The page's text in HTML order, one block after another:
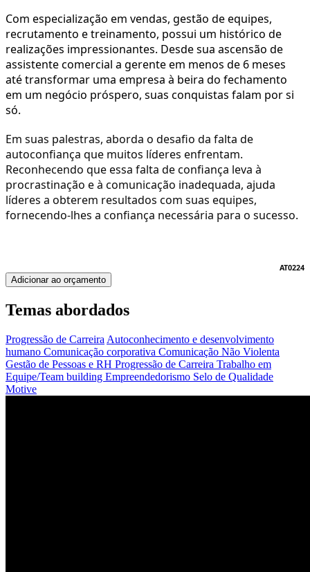
Com especialização em vendas, gestão de equipes,
recrutamento e treinamento, possui um histórico de
realizações impressionantes. Desde sua ascensão de
assistente comercial a gerente em menos de 6 meses
até transformar uma empresa à beira do fechamento
em um negócio próspero, suas conquistas falam por si
só.
Em suas palestras, aborda o desafio da falta de
autoconfiança que muitos líderes enfrentam.
Reconhecendo que essa falta de confiança leva à
procrastinação e à comunicação inadequada, ajuda
líderes a obterem resultados com suas equipes,
fornecendo-lhes a confiança necessária para o sucesso.
AT0224
Adicionar ao orçamento
Temas abordados
Progressão de Carreira Autoconhecimento e desenvolvimento
humano Comunicação corporativa Comunicação Não Violenta
Gestão de Pessoas e RH Progressão de Carreira Trabalho em
Equipe/Team building Empreendedorismo Selo de Qualidade
Motive